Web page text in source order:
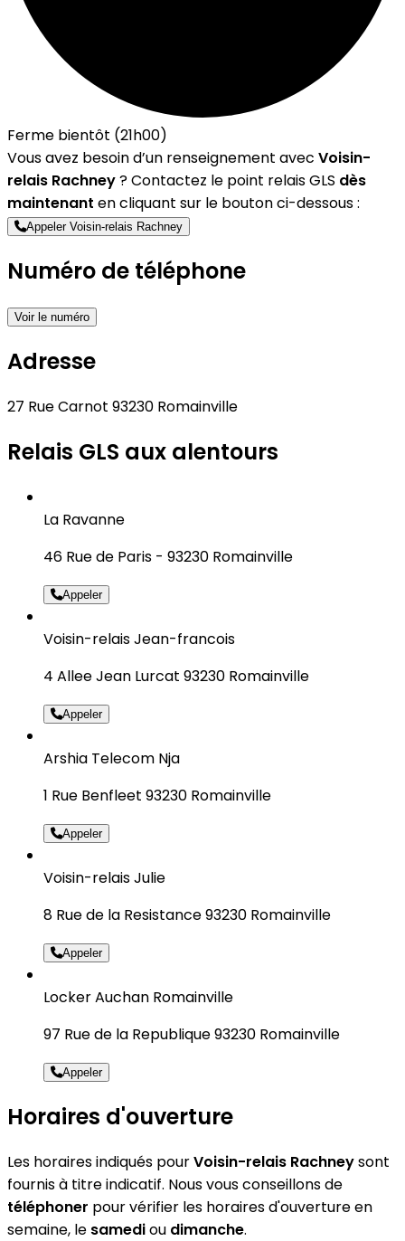
Ferme bientôt (21h00)
Vous avez besoin d’un renseignement avec Voisin-
relais Rachney? Contactez le point relais GLS dès
maintenant en cliquant sur le bouton ci-dessous :
Appeler Voisin-relais Rachney
Numéro de téléphone
Voir le numéro
Adresse
27 Rue Carnot 93230 Romainville
Relais GLS aux alentours
La Ravanne
46 Rue de Paris - 93230 Romainville
Appeler
Voisin-relais Jean-francois
4 Allee Jean Lurcat 93230 Romainville
Appeler
Arshia Telecom Nja
1 Rue Benfleet 93230 Romainville
Appeler
Voisin-relais Julie
8 Rue de la Resistance 93230 Romainville
Appeler
Locker Auchan Romainville
97 Rue de la Republique 93230 Romainville
Appeler
Horaires d'ouverture
Les horaires indiqués pourVoisin-relais Rachneysont
fournis à titre indicatif. Nous vous conseillons de
téléphoner pour vérifier les horaires d'ouverture en
semaine, le samediou dimanche.